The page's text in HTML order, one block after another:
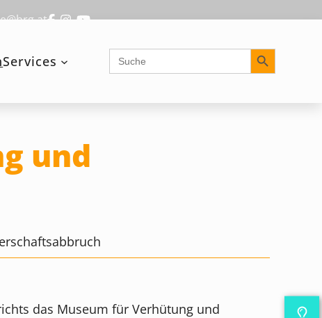
Services Search
for:
Search Button
und
das Museum für Verhütung und